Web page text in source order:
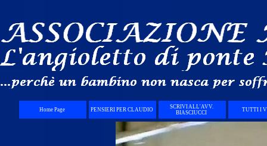
Home Page PENSIERI PER CLAUDIO
SCRIVI ALL'AVV.
BIASCIUCCI
TUTTI I